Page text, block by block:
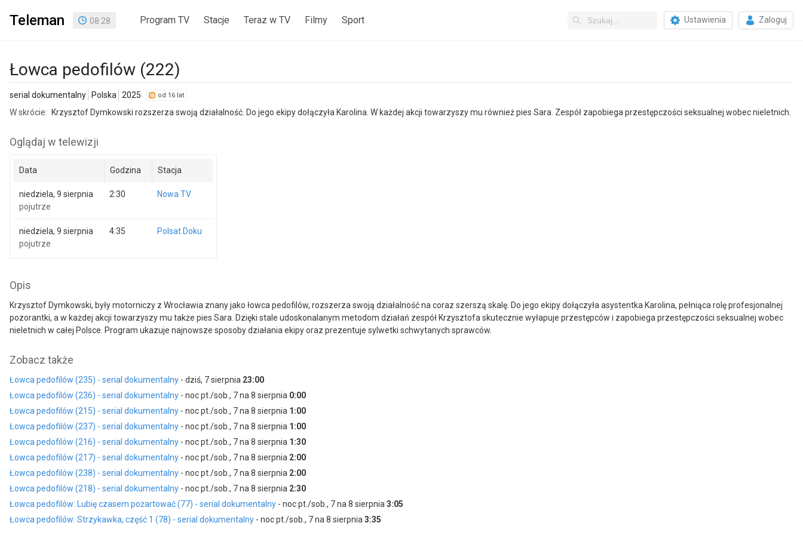
Teleman 08:28 Program TV Stacje Teraz w TV Filmy Sport Ustawienia Zaloguj
Łowca pedofilów (222)
serial dokumentalny Polska 2025 od 16 lat
W skrócie: Krzysztof Dymkowski rozszerza swoją działalność. Do jego ekipy dołączyła Karolina. W każdej akcji towarzyszy mu również pies Sara. Zespół zapobiega przestępczości seksualnej wobec nieletnich.
Oglądaj w telewizji
Data Godzina Stacja
niedziela, 9 sierpnia
pojutrze
2:30 Nowa TV
niedziela, 9 sierpnia
pojutrze
4:35 Polsat Doku
Opis
Krzysztof Dymkowski, były motorniczy z Wrocławia znany jako łowca pedofilów, rozszerza swoją działalność na coraz szerszą skalę. Do jego ekipy dołączyła asystentka Karolina, pełniąca rolę profesjonalnej
pozorantki, a w każdej akcji towarzyszy mu także pies Sara. Dzięki stale udoskonalanym metodom działań zespół Krzysztofa skutecznie wyłapuje przestępców i zapobiega przestępczości seksualnej wobec
nieletnich w całej Polsce. Program ukazuje najnowsze sposoby działania ekipy oraz prezentuje sylwetki schwytanych sprawców.
Zobacz także
Łowca pedofilów (235) - serial dokumentalny - dziś, 7 sierpnia 23:00
Łowca pedofilów (236) - serial dokumentalny - noc pt./sob., 7 na 8 sierpnia 0:00
Łowca pedofilów (215) - serial dokumentalny - noc pt./sob., 7 na 8 sierpnia 1:00
Łowca pedofilów (237) - serial dokumentalny - noc pt./sob., 7 na 8 sierpnia 1:00
Łowca pedofilów (216) - serial dokumentalny - noc pt./sob., 7 na 8 sierpnia 1:30
Łowca pedofilów (217) - serial dokumentalny - noc pt./sob., 7 na 8 sierpnia 2:00
Łowca pedofilów (238) - serial dokumentalny - noc pt./sob., 7 na 8 sierpnia 2:00
Łowca pedofilów (218) - serial dokumentalny - noc pt./sob., 7 na 8 sierpnia 2:30
Łowca pedofilów: Lubię czasem pożartować (77) - serial dokumentalny - noc pt./sob., 7 na 8 sierpnia 3:05
Łowca pedofilów: Strzykawka, część 1 (78) - serial dokumentalny - noc pt./sob., 7 na 8 sierpnia 3:35